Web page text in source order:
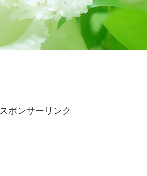
スポンサーリンク